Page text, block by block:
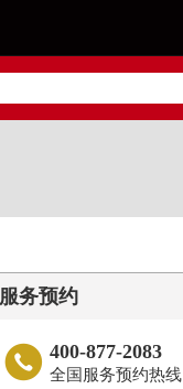
服务预约
 400-877-2083
全国服务预约热线